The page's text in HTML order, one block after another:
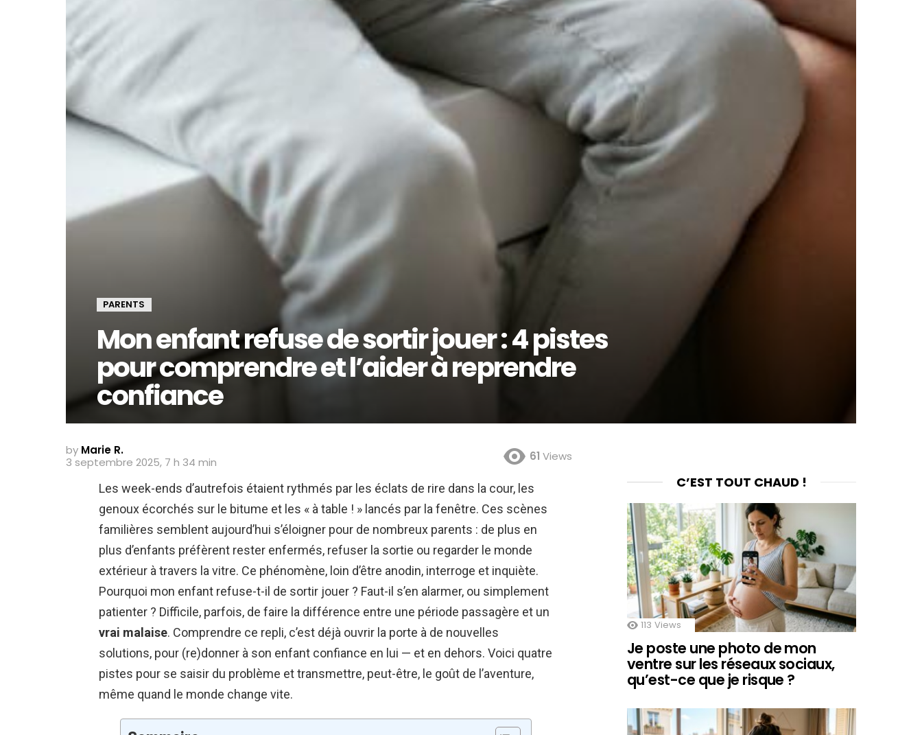
PARENTS
Mon enfant refuse de sortir jouer : 4 pistes
pour comprendre et l’aider à reprendre
confiance
by Marie R.
3 septembre 2025, 7 h 34 min
61 Views
Les week-ends d’autrefois étaient rythmés par les éclats de rire dans la cour, les
genoux écorchés sur le bitume et les « à table ! » lancés par la fenêtre. Ces scènes
familières semblent aujourd’hui s’éloigner pour de nombreux parents : de plus en
plus d’enfants préfèrent rester enfermés, refuser la sortie ou regarder le monde
extérieur à travers la vitre. Ce phénomène, loin d’être anodin, interroge et inquiète.
Pourquoi mon enfant refuse-t-il de sortir jouer ? Faut-il s’en alarmer, ou simplement
patienter ? Difficile, parfois, de faire la différence entre une période passagère et un
vrai malaise. Comprendre ce repli, c’est déjà ouvrir la porte à de nouvelles
solutions, pour (re)donner à son enfant confiance en lui — et en dehors. Voici quatre
pistes pour se saisir du problème et transmettre, peut-être, le goût de l’aventure,
même quand le monde change vite.
C’EST TOUT CHAUD !
113 Views
Je poste une photo de mon
ventre sur les réseaux sociaux,
qu’est-ce que je risque ?